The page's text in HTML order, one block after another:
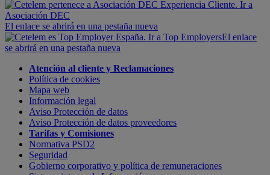
El enlace se abrirá en una pestaña nueva
El enlace
se abrirá en una pestaña nueva
Atención al cliente y Reclamaciones
Política de cookies
Mapa web
Información legal
Aviso Protección de datos
Aviso Protección de datos proveedores
Tarifas y Comisiones
Normativa PSD2
Seguridad
Gobierno corporativo y política de remuneraciones